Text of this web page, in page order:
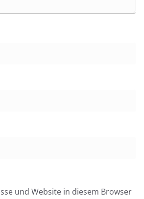
und Website in diesem Browser